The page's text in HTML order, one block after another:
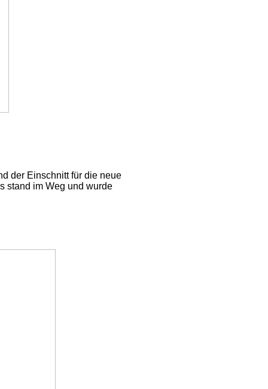
der Einschnitt für die neue
stand im Weg und wurde